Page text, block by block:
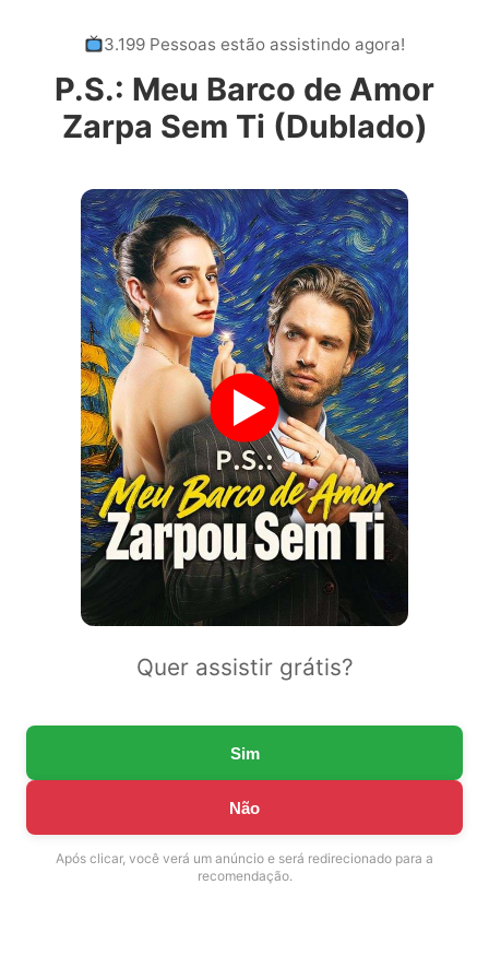
3.199 Pessoas estão assistindo agora!
P.S.: Meu Barco de Amor
Zarpa Sem Ti (Dublado)
Quer assistir grátis?
Sim
Não
Após clicar, você verá um anúncio e será redirecionado para a
recomendação.